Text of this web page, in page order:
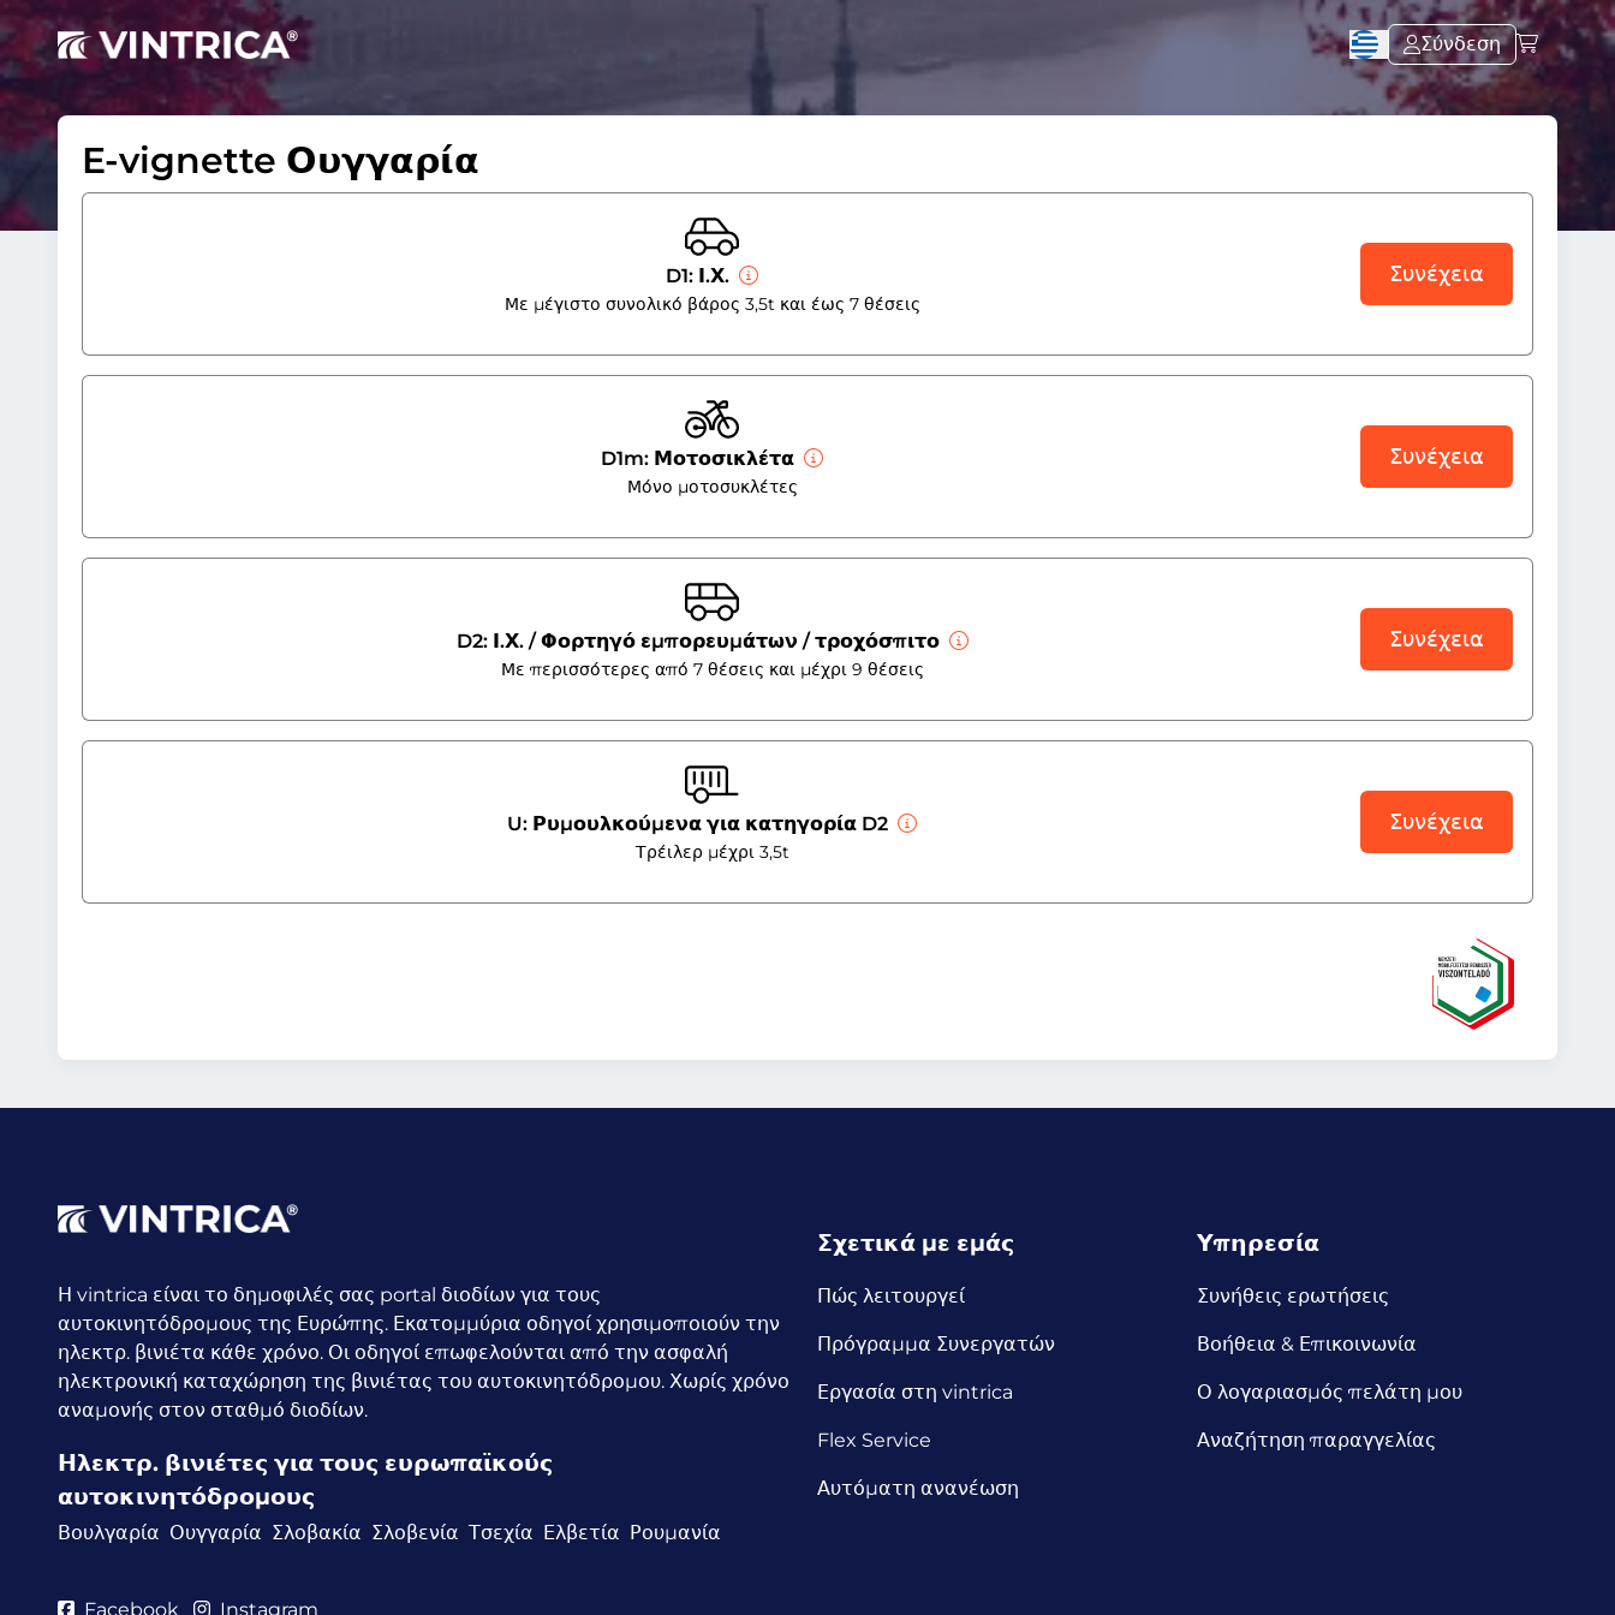
Σύνδεση
E-vignette Ουγγαρία
D1: Ι.Χ.
Με μέγιστο συνολικό βάρος 3,5t και έως 7 θέσεις
Συνέχεια
D1m: Μοτοσικλέτα
Μόνο μοτοσυκλέτες
Συνέχεια
D2: Ι.Χ. / Φορτηγό εμπορευμάτων / τροχόσπιτο
Με περισσότερες από 7 θέσεις και μέχρι 9 θέσεις
Συνέχεια
U: Ρυμουλκούμενα για κατηγορία D2
Τρέιλερ μέχρι 3,5t
Συνέχεια
Η vintrica είναι το δημοφιλές σας portal διοδίων για τους
αυτοκινητόδρομους της Ευρώπης. Εκατομμύρια οδηγοί χρησιμοποιούν την
ηλεκτρ. βινιέτα κάθε χρόνο. Οι οδηγοί επωφελούνται από την ασφαλή
ηλεκτρονική καταχώρηση της βινιέτας του αυτοκινητόδρομου. Χωρίς χρόνο
αναμονής στον σταθμό διοδίων.
Ηλεκτρ. βινιέτες για τους ευρωπαϊκούς
αυτοκινητόδρομους
Βουλγαρία Ουγγαρία Σλοβακία Σλοβενία Τσεχία Ελβετία Ρουμανία
Σχετικά με εμάς
Πώς λειτουργεί
Πρόγραμμα Συνεργατών
Εργασία στη vintrica
Flex Service
Αυτόματη ανανέωση
Υπηρεσία
Συνήθεις ερωτήσεις
Βοήθεια & Επικοινωνία
Ο λογαριασμός πελάτη μου
Αναζήτηση παραγγελίας
Facebook Instagram